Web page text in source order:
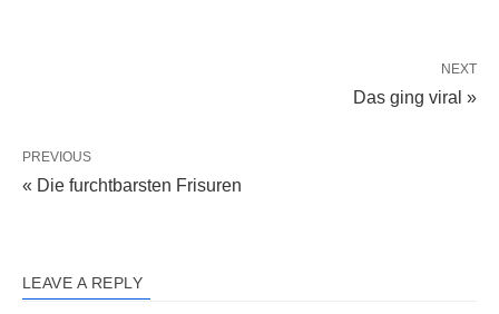
NEXT
Das ging viral »
PREVIOUS
« Die furchtbarsten Frisuren
LEAVE A REPLY